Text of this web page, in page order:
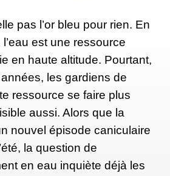
pas l’or bleu pour rien. En
est une ressource
en haute altitude. Pourtant,
les gardiens de
ressource se faire plus
aussi. Alors que la
nouvel épisode caniculaire
la question de
en eau inquiète déjà les